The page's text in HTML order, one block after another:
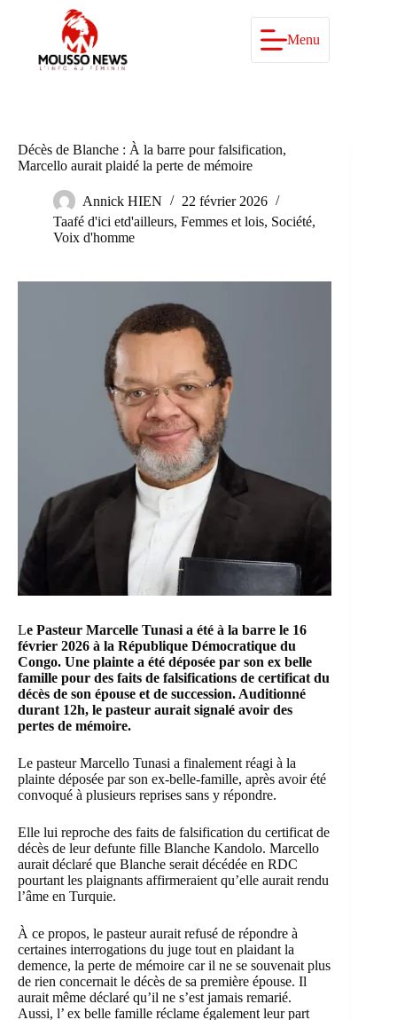
Menu
Décès de Blanche : À la barre pour falsification,
Marcello aurait plaidé la perte de mémoire
Annick HIEN
22 février 2026
Taafé d'ici etd'ailleurs, Femmes et lois, Société,
Voix d'homme
Le Pasteur Marcelle Tunasi a été à la barre le 16
février 2026 à la République Démocratique du
Congo. Une plainte a été déposée par son ex belle
famille pour des faits de falsifications de certificat du
décès de son épouse et de succession. Auditionné
durant 12h, le pasteur aurait signalé avoir des
pertes de mémoire.
Le pasteur Marcello Tunasi a finalement réagi à la
plainte déposée par son ex-belle-famille, après avoir été
convoqué à plusieurs reprises sans y répondre.
Elle lui reproche des faits de falsification du certificat de
décès de leur defunte fille Blanche Kandolo. Marcello
aurait déclaré que Blanche serait décédée en RDC
pourtant les plaignants affirmeraient qu’elle aurait rendu
l’âme en Turquie.
À ce propos, le pasteur aurait refusé de répondre à
certaines interrogations du juge tout en plaidant la
demence, la perte de mémoire car il ne se souvenait plus
de rien concernait le décès de sa première épouse. Il
aurait même déclaré qu’il ne s’est jamais remarié.
Aussi, l’ ex belle famille réclame également leur part